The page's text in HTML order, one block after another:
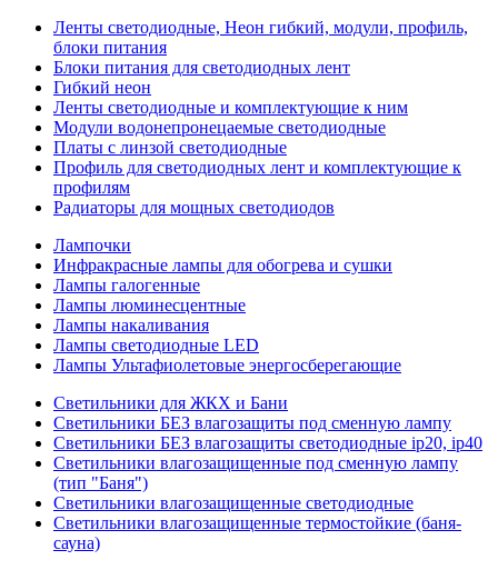
Ленты светодиодные, Неон гибкий, модули, профиль,
блоки питания
Блоки питания для светодиодных лент
Гибкий неон
Ленты светодиодные и комплектующие к ним
Модули водонепронецаемые светодиодные
Платы с линзой светодиодные
Профиль для светодиодных лент и комплектующие к
профилям
Радиаторы для мощных светодиодов
Лампочки
Инфракрасные лампы для обогрева и сушки
Лампы галогенные
Лампы люминесцентные
Лампы накаливания
Лампы светодиодные LED
Лампы Ультафиолетовые энергосберегающие
Светильники для ЖКХ и Бани
Светильники БЕЗ влагозащиты под сменную лампу
Светильники БЕЗ влагозащиты светодиодные ip20, ip40
Светильники влагозащищенные под сменную лампу
(тип "Баня")
Светильники влагозащищенные светодиодные
Светильники влагозащищенные термостойкие (баня-
сауна)